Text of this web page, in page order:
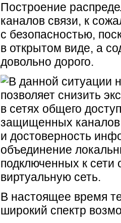
Построение
каналов связи, к
с безопасностью,
в открытом виде, а
довольно дорого.
В данной ситуации
позволяет снизить
в сетях общего
защищенных
и достоверность
объединение
подключенных к
виртуальную сеть.
В настоящее время
широкий спектр